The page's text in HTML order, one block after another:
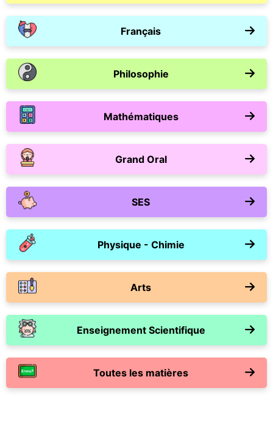
Français
Philosophie
Mathématiques
Grand Oral
SES
Physique - Chimie
Arts
Enseignement Scientifique
Toutes les matières